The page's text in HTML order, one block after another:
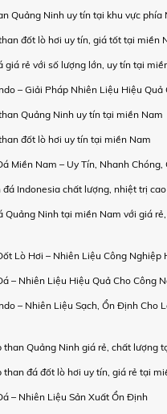
Quảng Ninh uy tín tại khu vực phía
đốt lò hơi uy tín, giá tốt tại miền
giá rẻ với số lượng lớn, uy tín tại
– Giải Pháp Nhiên Liệu Hiệu Quả
Quảng Ninh uy tín tại miền Nam
đốt lò hơi uy tín tại miền Nam
Miền Nam – Uy Tín, Nhanh Chóng,
đá Indonesia chất lượng, nhiệt trị cao
Quảng Ninh tại miền Nam với giá
Lò Hơi – Nhiên Liệu Công Nghiệp
– Nhiên Liệu Hiệu Quả Cho Công
– Nhiên Liệu Sạch, Ổn Định Cho
than Quảng Ninh giá rẻ, chất lượng
than đá đốt lò hơi uy tín, giá rẻ tại
– Nhiên Liệu Sản Xuất Ổn Định